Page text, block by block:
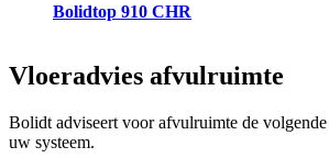
Bolidtop 910 CHR
Vloeradvies afvulruimte
Bolidt adviseert voor afvulruimte de volgende
uw systeem.